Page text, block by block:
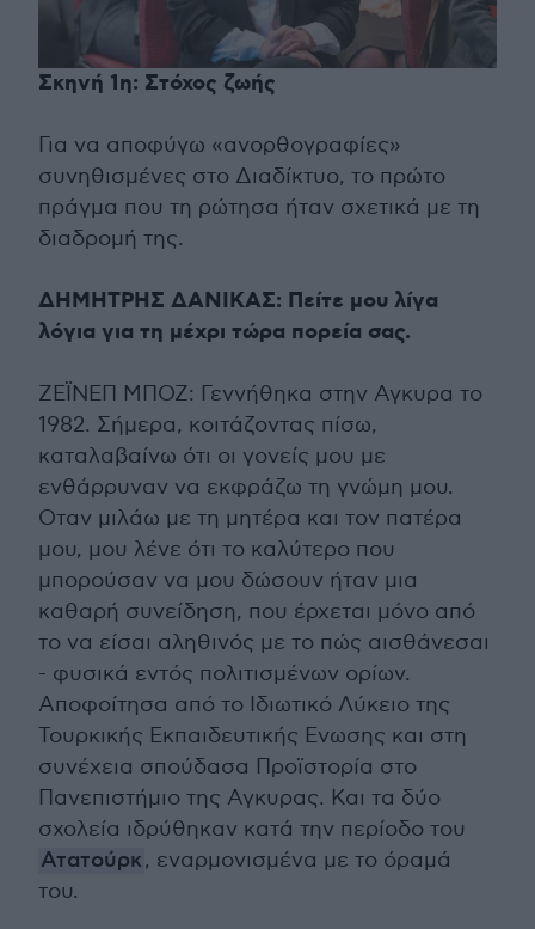
Σκηνή 1η: Στόχος ζωής
Για να αποφύγω «ανορθογραφίες»
συνηθισμένες στο Διαδίκτυο, το πρώτο
πράγμα που τη ρώτησα ήταν σχετικά με τη
διαδρομή της.
ΔΗΜΗΤΡΗΣ ΔΑΝΙΚΑΣ: Πείτε μου λίγα
λόγια για τη μέχρι τώρα πορεία σας.
ΖΕΪΝΕΠ ΜΠΟΖ: Γεννήθηκα στην Αγκυρα το
1982. Σήμερα, κοιτάζοντας πίσω,
καταλαβαίνω ότι οι γονείς μου με
ενθάρρυναν να εκφράζω τη γνώμη μου.
Οταν μιλάω με τη μητέρα και τον πατέρα
μου, μου λένε ότι το καλύτερο που
μπορούσαν να μου δώσουν ήταν μια
καθαρή συνείδηση, που έρχεται μόνο από
το να είσαι αληθινός με το πώς αισθάνεσαι
- φυσικά εντός πολιτισμένων ορίων.
Αποφοίτησα από το Ιδιωτικό Λύκειο της
Τουρκικής Εκπαιδευτικής Ενωσης και στη
συνέχεια σπούδασα Προϊστορία στο
Πανεπιστήμιο της Αγκυρας. Και τα δύο
σχολεία ιδρύθηκαν κατά την περίοδο του
Ατατούρκ, εναρμονισμένα με το όραμά
του.